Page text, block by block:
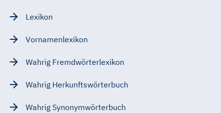
Lexikon
Vornamenlexikon
Wahrig Fremdwörterlexikon
Wahrig Herkunftswörterbuch
Wahrig Synonymwörterbuch